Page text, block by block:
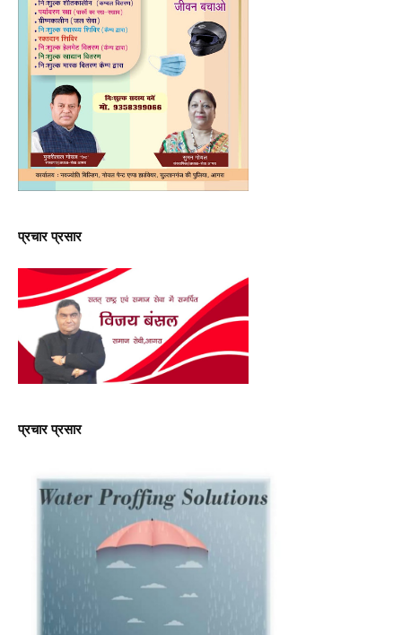
प्रचार प्रसार
प्रचार प्रसार